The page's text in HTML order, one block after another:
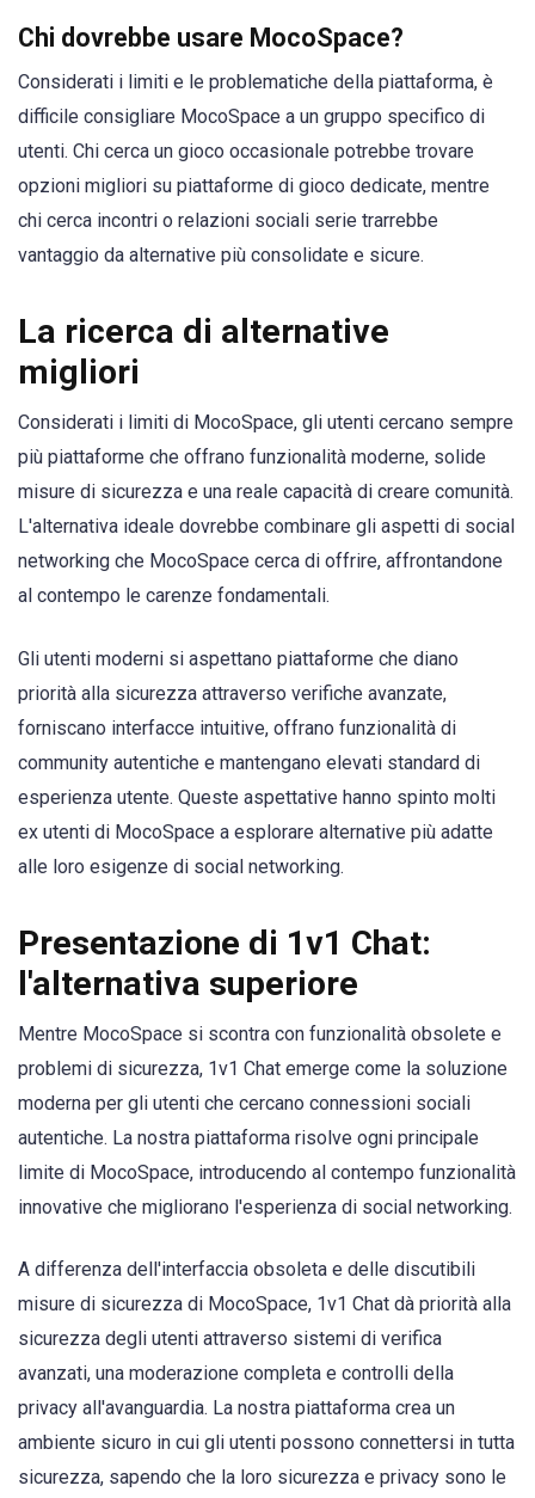
Chi dovrebbe usare MocoSpace?
Considerati i limiti e le problematiche della piattaforma, è
difficile consigliare MocoSpace a un gruppo specifico di
utenti. Chi cerca un gioco occasionale potrebbe trovare
opzioni migliori su piattaforme di gioco dedicate, mentre
chi cerca incontri o relazioni sociali serie trarrebbe
vantaggio da alternative più consolidate e sicure.
La ricerca di alternative
migliori
Considerati i limiti di MocoSpace, gli utenti cercano sempre
più piattaforme che offrano funzionalità moderne, solide
misure di sicurezza e una reale capacità di creare comunità.
L'alternativa ideale dovrebbe combinare gli aspetti di social
networking che MocoSpace cerca di offrire, affrontandone
al contempo le carenze fondamentali.
Gli utenti moderni si aspettano piattaforme che diano
priorità alla sicurezza attraverso verifiche avanzate,
forniscano interfacce intuitive, offrano funzionalità di
community autentiche e mantengano elevati standard di
esperienza utente. Queste aspettative hanno spinto molti
ex utenti di MocoSpace a esplorare alternative più adatte
alle loro esigenze di social networking.
Presentazione di 1v1 Chat:
l'alternativa superiore
Mentre MocoSpace si scontra con funzionalità obsolete e
problemi di sicurezza, 1v1 Chat emerge come la soluzione
moderna per gli utenti che cercano connessioni sociali
autentiche. La nostra piattaforma risolve ogni principale
limite di MocoSpace, introducendo al contempo funzionalità
innovative che migliorano l'esperienza di social networking.
A differenza dell'interfaccia obsoleta e delle discutibili
misure di sicurezza di MocoSpace, 1v1 Chat dà priorità alla
sicurezza degli utenti attraverso sistemi di verifica
avanzati, una moderazione completa e controlli della
privacy all'avanguardia. La nostra piattaforma crea un
ambiente sicuro in cui gli utenti possono connettersi in tutta
sicurezza, sapendo che la loro sicurezza e privacy sono le